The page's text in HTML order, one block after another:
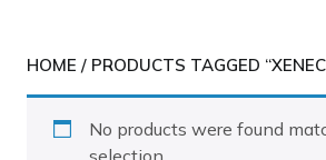
HOME / PRODUCTS TAGGED
No products were found
selection.